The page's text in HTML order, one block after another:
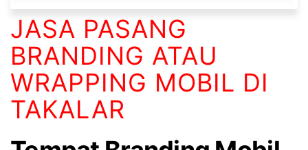
JASA PASANG
BRANDING ATAU
WRAPPING MOBIL DI
TAKALAR